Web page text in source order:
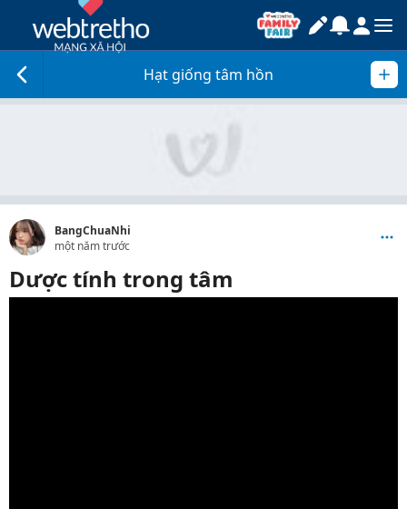
Hạt giống tâm hồn
BangChuaNhi
một năm trước
Dược tính trong tâm